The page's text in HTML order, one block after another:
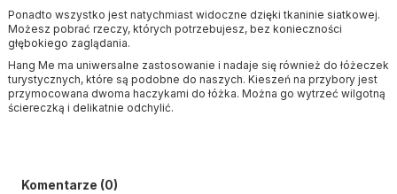
Ponadto wszystko jest natychmiast widoczne dzięki tkaninie siatkowej.
Możesz pobrać rzeczy, których potrzebujesz, bez konieczności
głębokiego zaglądania.
Hang Me ma uniwersalne zastosowanie i nadaje się również do łóżeczek
turystycznych, które są podobne do naszych. Kieszeń na przybory jest
przymocowana dwoma haczykami do łóżka. Można go wytrzeć wilgotną
ściereczką i delikatnie odchylić.
Komentarze (0)